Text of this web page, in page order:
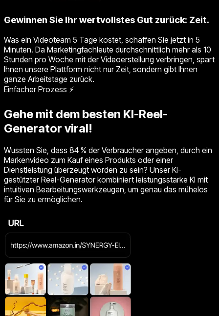
Gewinnen Sie Ihr wertvollstes Gut zurück: Zeit.
Was ein Videoteam 5 Tage kostet, schaffen Sie jetzt in 5
Minuten. Da Marketingfachleute durchschnittlich mehr als 10
Stunden pro Woche mit der Videoerstellung verbringen, spart
Ihnen unsere Plattform nicht nur Zeit, sondern gibt Ihnen
ganze Arbeitstage zurück.
Einfacher Prozess ⚡
Gehe mit dem besten KI-Reel-
Generator viral!
Wussten Sie, dass 84 % der Verbraucher angeben, durch ein
Markenvideo zum Kauf eines Produkts oder einer
Dienstleistung überzeugt worden zu sein? Unser KI-
gestützter Reel-Generator kombiniert leistungsstarke KI mit
intuitiven Bearbeitungswerkzeugen, um genau das mühelos
für Sie zu ermöglichen.